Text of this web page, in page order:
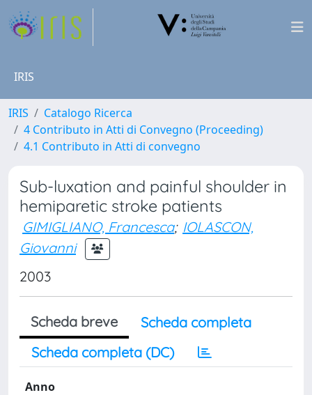
IRIS
IRIS
Catalogo Ricerca
4 Contributo in Atti di Convegno (Proceeding)
4.1 Contributo in Atti di convegno
Sub-luxation and painful shoulder in
hemiparetic stroke patients
GIMIGLIANO, Francesca; IOLASCON,
Giovanni
2003
Scheda breve
Scheda completa
Scheda completa (DC)
Anno